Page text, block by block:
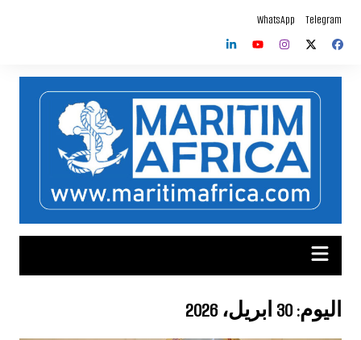
المحتوى
Telegram
WhatsApp
اليوم:30 أبريل، 2026